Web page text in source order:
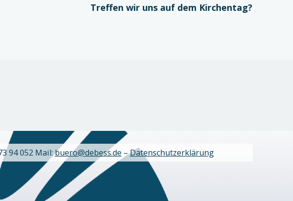
Treffen wir uns auf dem Kirchentag?
94 052 Mail:buero@debess.de –Datenschutzerklärung